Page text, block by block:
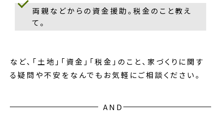
両親などからの資金援助。税金のこと教え
て。
など、「土地」「資金」「税金」のこと、家づくりに関す
る疑問や不安をなんでもお気軽にご相談ください。
AND